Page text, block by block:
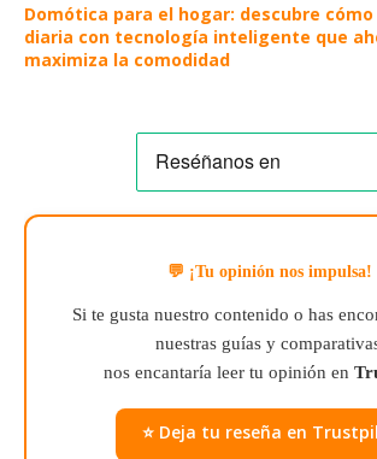
Domótica para el hogar: descubre
diaria con tecnología inteligente que
maximiza la comodidad
💬 ¡Tu opinión nos impulsa!
Si te gusta nuestro contenido o has
nuestras guías y
nos encantaría leer tu opinión en
⭐ Deja tu reseña en